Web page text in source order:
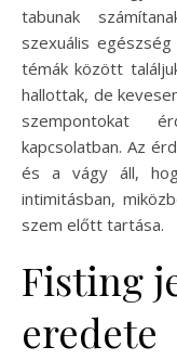
tabunak
szexuális
témák között
hallottak, de
szempontokat
kapcsolatban. Az
és a vágy áll,
intimitásban,
szem előtt tartása.
Fisting
eredete